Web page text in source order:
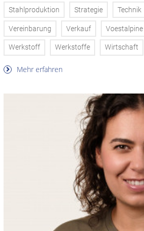
Stahlproduktion Strategie Technik
Vereinbarung Verkauf Voestalpine
Werkstoff Werkstoffe Wirtschaft
Mehr erfahren